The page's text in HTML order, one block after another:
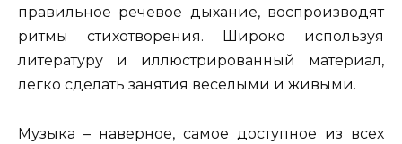
правильное речевое дыхание, воспроизводят
ритмы стихотворения. Широко используя
литературу и иллюстрированный материал,
легко сделать занятия веселыми и живыми.
Музыка – наверное, самое доступное из всех